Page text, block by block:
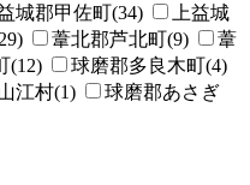
益城郡甲佐町(34)
上益城
葦北郡芦北町(9)
葦
(12)
球磨郡多良木町(4)
江村(1)
球磨郡あさぎ